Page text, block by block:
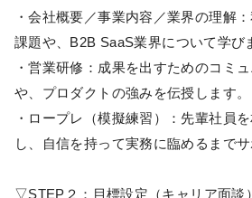
・会社概要／事業内容／業界の理解
課題や、B2B SaaS業界について学び
・営業研修：成果を出すためのコミ
や、プロダクトの強みを伝授します。
・ロープレ（模擬練習）：先輩社員
し、自信を持って実務に臨めるまでサ
▽STEP２：目標設定（キャリア面談）